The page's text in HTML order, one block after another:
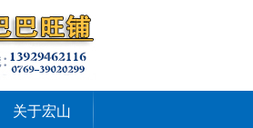
关于宏山